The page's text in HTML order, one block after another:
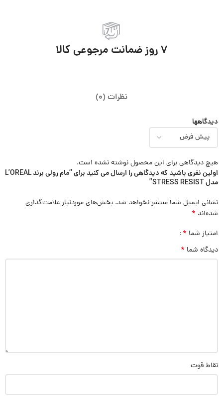
7 روز ضمانت مرجوعی کالا
نظرات (0)
دیدگاهها
هیچ دیدگاهی برای این محصول نوشته نشده است.
اولین نفری باشید که دیدگاهی را ارسال می کنید برای “مام رولی برند L’OREAL
مدل STRESS RESIST”
نشانی ایمیل شما منتشر نخواهد شد. بخش‌های موردنیاز علامت‌گذاری
شده‌اند *
امتیاز شما *
دیدگاه شما *
نقاط قوت